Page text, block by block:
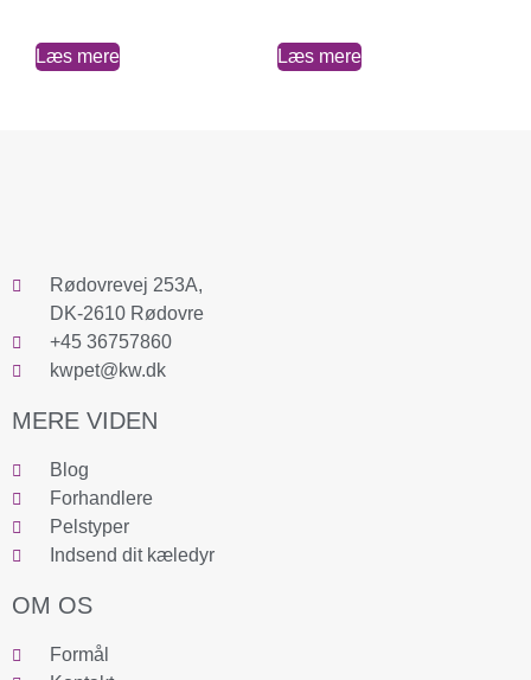
Læs mere Læs mere
Rødovrevej 253A,
DK-2610 Rødovre
+45 36757860
kwpet@kw.dk
MERE VIDEN
Blog
Forhandlere
Pelstyper
Indsend dit kæledyr
OM OS
Formål